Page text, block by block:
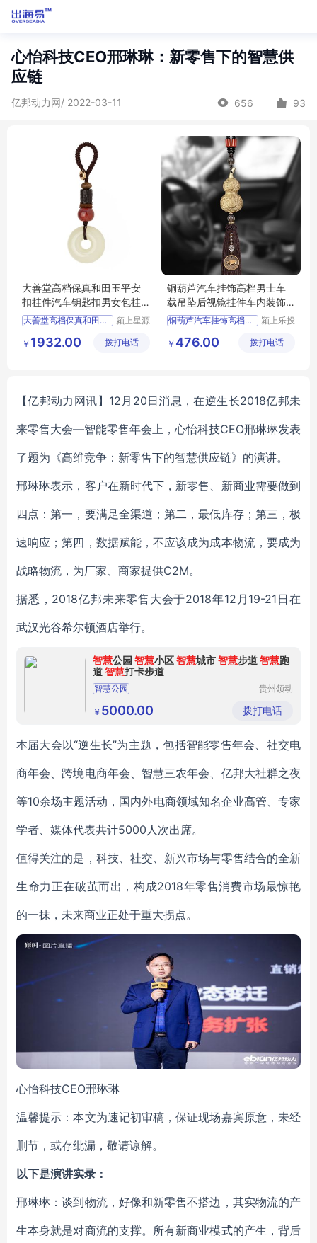
心怡科技CEO邢琳琳：新零售下的智慧供
应链
亿邦动力网/ 2022-03-11 656 93
大善堂高档保真和田玉平安
扣挂件汽车钥匙扣男女包挂
饰创意送礼物
大善堂高档保真和田玉平安
颍上星源
有限公司
￥ 1932.00 拨打电话
铜葫芦汽车挂饰高档男士车
载吊坠后视镜挂件车内装饰
用品
铜葫芦汽车挂饰高档男士车
颍上乐投
有限公司
￥ 476.00 拨打电话
【亿邦动力网讯】12月20日消息，在逆生长2018亿邦未
来零售大会—智能零售年会上，心怡科技CEO邢琳琳发表
了题为《高维竞争：新零售下的智慧供应链》的演讲。
邢琳琳表示，客户在新时代下，新零售、新商业需要做到
四点：第一，要满足全渠道；第二，最低库存；第三，极
速响应；第四，数据赋能，不应该成为成本物流，要成为
战略物流，为厂家、商家提供C2M。
据悉，2018亿邦未来零售大会于2018年12月19-21日在
武汉光谷希尔顿酒店举行。
智慧公园 智慧小区智慧城市智慧步道智慧跑
道智慧打卡步道
智慧公园
贵州领动
有限公司
￥ 5000.00 拨打电话
本届大会以“逆生长”为主题，包括智能零售年会、社交电
商年会、跨境电商年会、智慧三农年会、亿邦大社群之夜
等10余场主题活动，国内外电商领域知名企业高管、专家
学者、媒体代表共计5000人次出席。
值得关注的是，科技、社交、新兴市场与零售结合的全新
生命力正在破茧而出，构成2018年零售消费市场最惊艳
的一抹，未来商业正处于重大拐点。
心怡科技CEO邢琳琳
温馨提示：本文为速记初审稿，保证现场嘉宾原意，未经
删节，或存纰漏，敬请谅解。
以下是演讲实录：
邢琳琳：谈到物流，好像和新零售不搭边，其实物流的产
生本身就是对商流的支撑。所有新商业模式的产生，背后